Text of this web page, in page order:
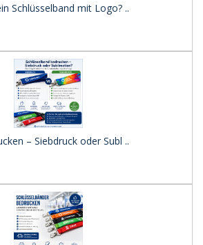
Schlüsselband mit Logo? ..
– Siebdruck oder Subl ..